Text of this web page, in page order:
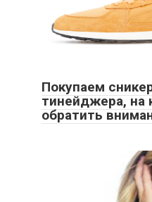
Покупаем
тинейджера, на
обратить